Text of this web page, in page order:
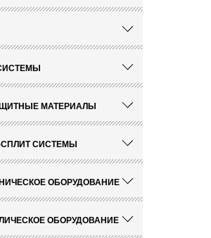
МАТЕРИАЛЫ
СПЛИТ СИСТЕМЫ
ОБОРУДОВАНИЕ
ОБОРУДОВАНИЕ